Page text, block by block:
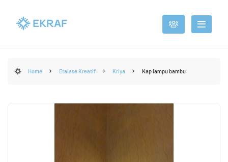
Home Etalase Kreatif Kriya Kap lampu bambu